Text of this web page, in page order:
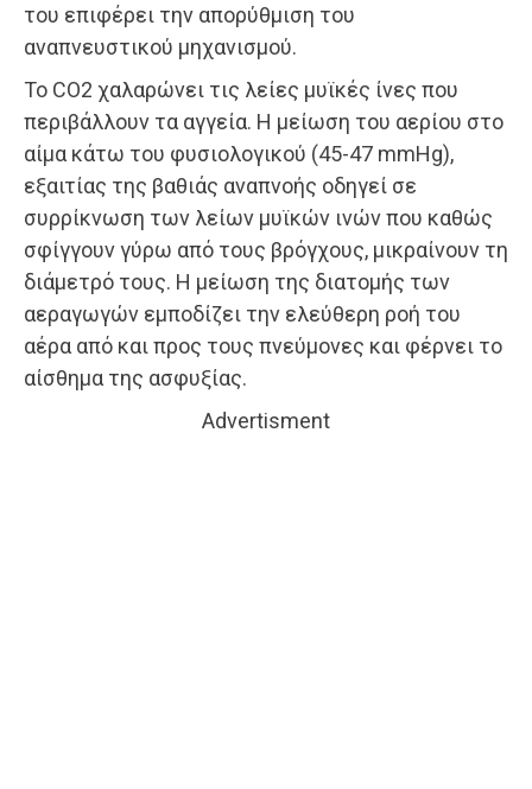
του επιφέρει την απορύθμιση του
αναπνευστικού μηχανισμού.
Το CO2 χαλαρώνει τις λείες μυϊκές ίνες που
περιβάλλουν τα αγγεία. Η μείωση του αερίου στο
αίμα κάτω του φυσιολογικού (45-47 mmHg),
εξαιτίας της βαθιάς αναπνοής οδηγεί σε
συρρίκνωση των λείων μυϊκών ινών που καθώς
σφίγγουν γύρω από τους βρόγχους, μικραίνουν τη
διάμετρό τους. Η μείωση της διατομής των
αεραγωγών εμποδίζει την ελεύθερη ροή του
αέρα από και προς τους πνεύμονες και φέρνει το
αίσθημα της ασφυξίας.
Advertisment